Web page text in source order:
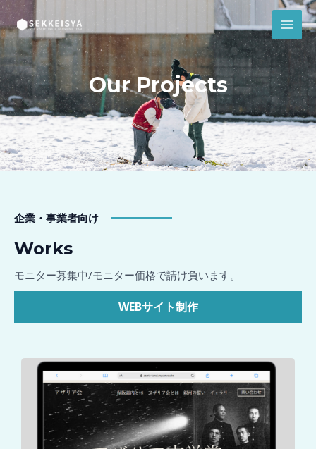
内
容
を
ス
キ
ッ
プ
Our Projects
企業・事業者向け
Works
モニター募集中/モニター価格で請け負います。
WEBサイト制作